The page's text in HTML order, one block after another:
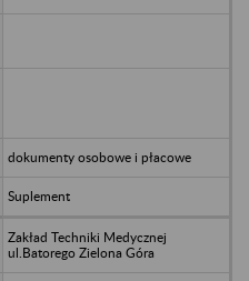
dokumenty osobowe i płacowe
Suplement
Zakład Techniki Medycznej
ul.Batorego Zielona Góra